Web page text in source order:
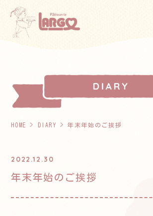
HOME > DIARY > 年末年始のご挨拶
2022.12.30
年末年始のご挨拶